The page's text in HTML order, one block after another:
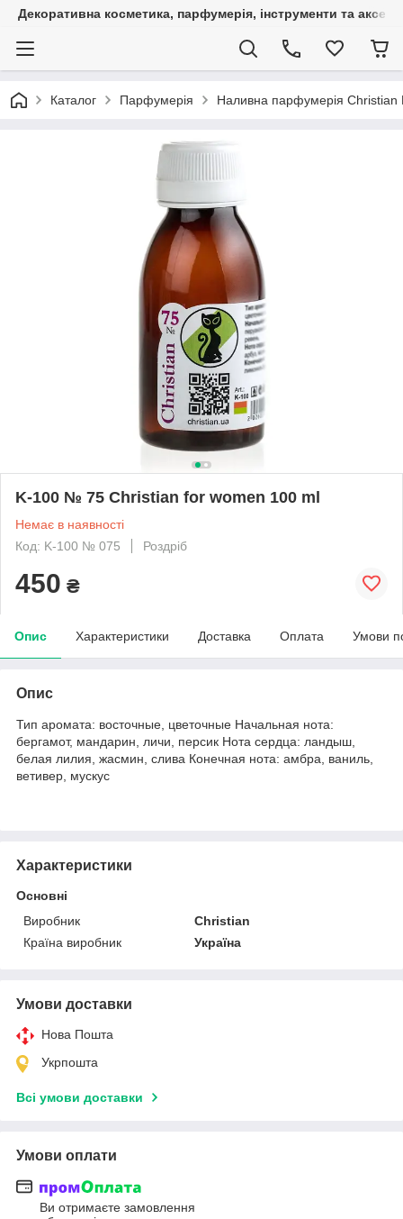
Декоративна косметика, парфумерія, інструменти та
Каталог Парфумерія Наливна парфумерія Christian
K-100 № 75 Christian for women 100 ml
Немає в наявності
Код: K-100 № 075
Роздріб
450 ₴
Опис Характеристики Доставка Оплата Умови
Опис
Тип аромата: восточные, цветочные Начальная нота:
бергамот, мандарин, личи, персик Нота сердца: ландыш,
белая лилия, жасмин, слива Конечная нота: амбра, ваниль,
ветивер, мускус
Характеристики
Основні
Виробник
Christian
Країна виробник
Україна
Умови доставки
Нова Пошта
Укрпошта
Всі умови доставки
Умови оплати
Ви отримаєте замовлення